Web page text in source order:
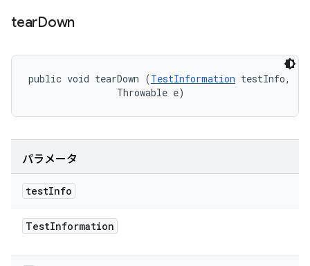
tearDown
public void tearDown (TestInformation testInfo,
                Throwable e)
パラメータ
testInfo
TestInformation